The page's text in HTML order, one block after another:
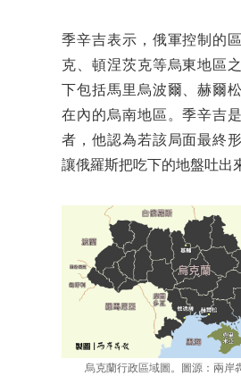
季辛吉表示，俄軍控制的
克、頓涅茨克等烏東地區
下包括馬里烏波爾、赫爾
在內的烏南地區。季辛吉
者，他認為若該局面最終
讓俄羅斯把吃下的地盤吐出
烏克蘭行政區域圖。圖源：兩岸